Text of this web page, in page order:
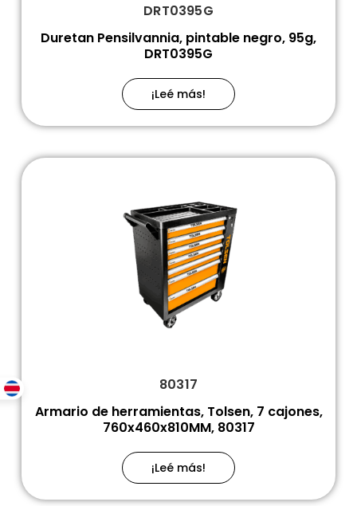
DRT0395G
Duretan Pensilvannia, pintable negro, 95g,
DRT0395G
¡Leé más!
80317
Armario de herramientas, Tolsen, 7 cajones,
760x460x810MM, 80317
¡Leé más!